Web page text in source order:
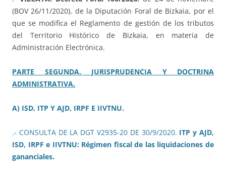
(BOV 26/11/2020), de la Diputación Foral de Bizkaia, por el
que se modifica el Reglamento de gestión de los tributos
del Territorio Histórico de Bizkaia, en materia de
Administración Electrónica.
PARTE SEGUNDA. JURISPRUDENCIA Y DOCTRINA
ADMINISTRATIVA.
A) ISD, ITP Y AJD, IRPF E IIVTNU.
.- CONSULTA DE LA DGT V2935-20 DE 30/9/2020. ITP y AJD,
ISD, IRPF e IIVTNU: Régimen fiscal de las liquidaciones de
gananciales.